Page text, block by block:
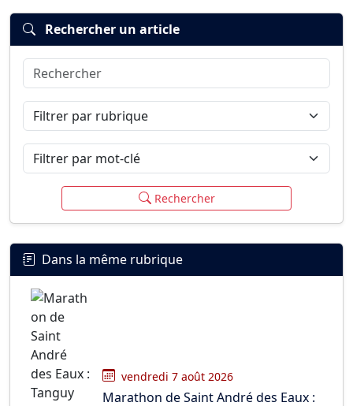
Connexion
Rechercher un article
Rechercher
Filtrer par rubrique
Filtrer par mot-clé
Rechercher
Dans la même rubrique
vendredi 7 août 2026
Marathon de Saint André des Eaux :